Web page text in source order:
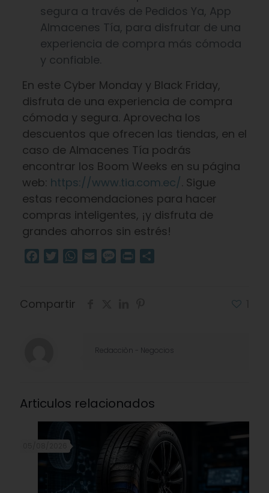
segura a través de Pedidos Ya, App
Almacenes Tía, para disfrutar de una
experiencia de compra más cómoda
y confiable.
En este Cyber Monday y Black Friday,
disfruta de una experiencia de compra
cómoda y segura. Aprovecha los
descuentos que ofrecen las tiendas, en el
caso de Almacenes Tía podrás
encontrar los Boom Weeks en su página
web: https://www.tia.com.ec/. Sigue
estas recomendaciones para hacer
compras inteligentes, ¡y disfruta de
grandes ahorros sin estrés!
Facebook
TwitterWhatsApp
Email Message
Print
Compartir
Redacciòn - Negocios
Articulos relacionados